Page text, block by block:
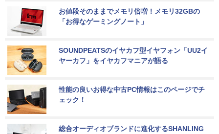
お値段そのままでメモリ倍増！メモリ32GBの
「お得なゲーミングノート」
SOUNDPEATSのイヤカフ型イヤフォン「UU2イ
ヤーカフ」をイヤカフマニアが語る
性能の良いお得な中古PC情報はこのページでチ
ェック！
総合オーディオブランドに進化するSHANLING